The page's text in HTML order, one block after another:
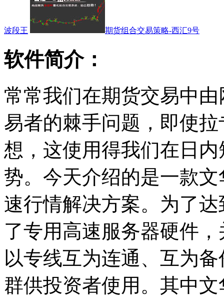
波段王 期货组合交易策略-西汇9号
软件简介：
常常我们在期货交易中
易者的棘手问题，即使
想，这使用得我们在日
势。今天介绍的是一款
速行情解决方案。为了
了专用高速服务器硬件
以专线互为连通、互为
群供投资者使用。其中